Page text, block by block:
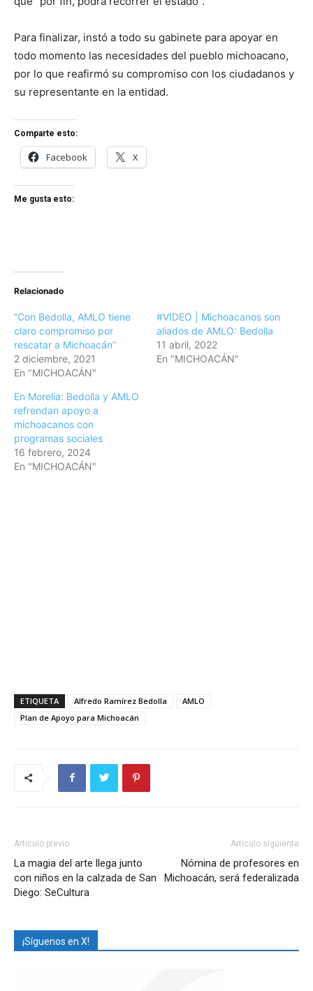
Para finalizar, instó a todo su gabinete para apoyar en
todo momento las necesidades del pueblo michoacano,
por lo que reafirmó su compromiso con los ciudadanos y
su representante en la entidad.
Comparte esto:
Facebook X
Me gusta esto:
Relacionado
“Con Bedolla, AMLO tiene
claro compromiso por
rescatar a Michoacán”
2 diciembre, 2021
En "MICHOACÁN"
#VIDEO | Michoacanos son
aliados de AMLO: Bedolla
11 abril, 2022
En "MICHOACÁN"
En Morelia: Bedolla y AMLO
refrendan apoyo a
michoacanos con
programas sociales
16 febrero, 2024
En "MICHOACÁN"
ETIQUETA Alfredo Ramírez Bedolla
AMLO
Plan de Apoyo para Michoacán
Artículo previo
La magia del arte llega junto
con niños en la calzada de San
Diego: SeCultura
Artículo siguiente
Nómina de profesores en
Michoacán, será federalizada
¡Síguenos en X!